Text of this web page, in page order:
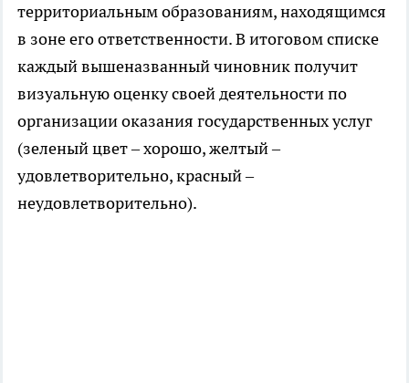
территориальным образованиям, находящимся
в зоне его ответственности. В итоговом списке
каждый вышеназванный чиновник получит
визуальную оценку своей деятельности по
организации оказания государственных услуг
(зеленый цвет – хорошо, желтый –
удовлетворительно, красный –
неудовлетворительно).